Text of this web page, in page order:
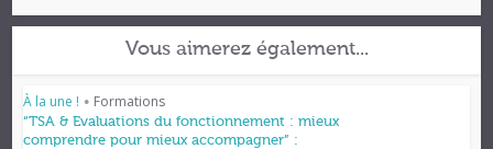
Vous aimerez également...
À la une ! • Formations
“TSA & Evaluations du fonctionnement : mieux
comprendre pour mieux accompagner” :